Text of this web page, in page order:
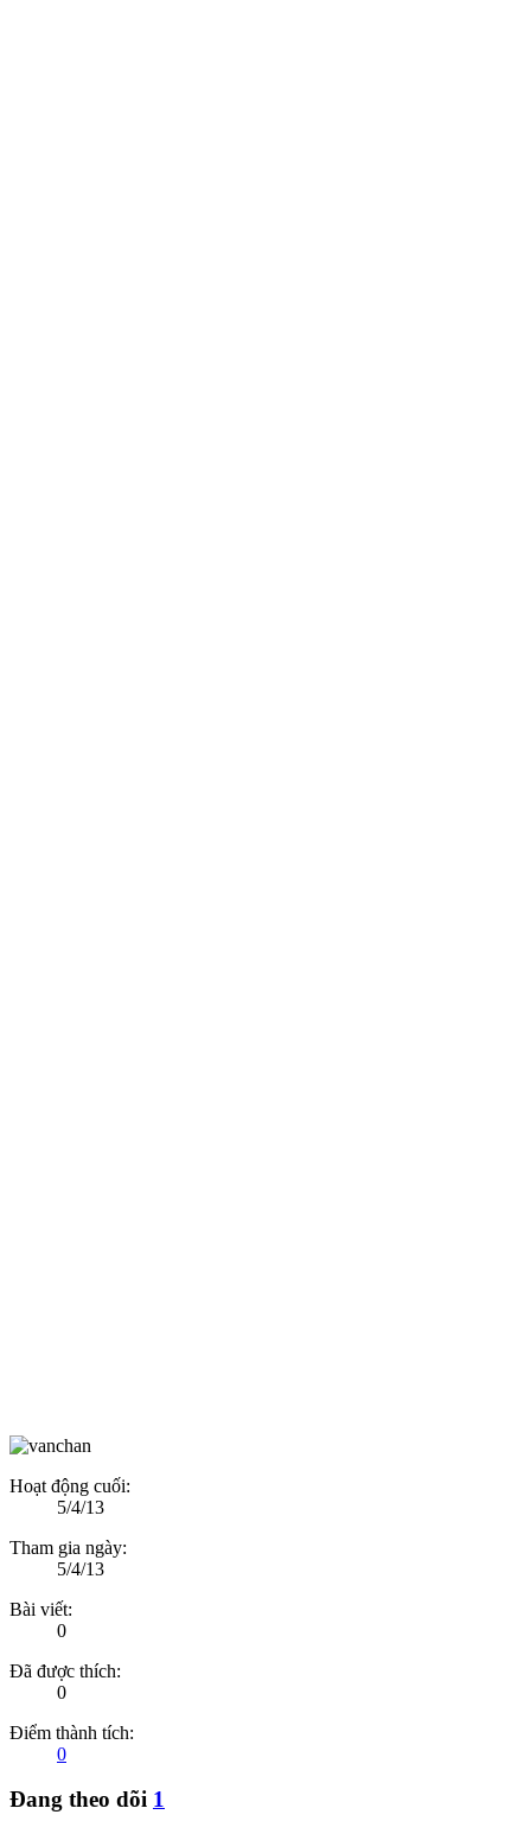
Hoạt động cuối:
5/4/13
Tham gia ngày:
5/4/13
Bài viết:
0
Đã được thích:
0
Điểm thành tích:
0
Đang theo dõi 1